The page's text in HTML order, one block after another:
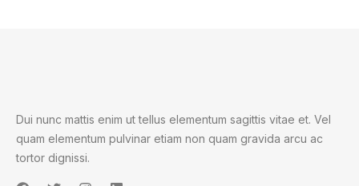
Dui nunc mattis enim ut tellus elementum sagittis vitae et. Vel
quam elementum pulvinar etiam non quam gravida arcu ac
tortor dignissi.